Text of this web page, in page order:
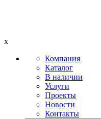
x
Компания
Каталог
В наличии
Услуги
Проекты
Новости
Контакты